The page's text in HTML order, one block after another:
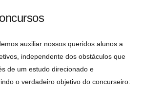
auxiliar nossos queridos alunos a
independente dos obstáculos que
de um estudo direcionado e
o verdadeiro objetivo do concurseiro: